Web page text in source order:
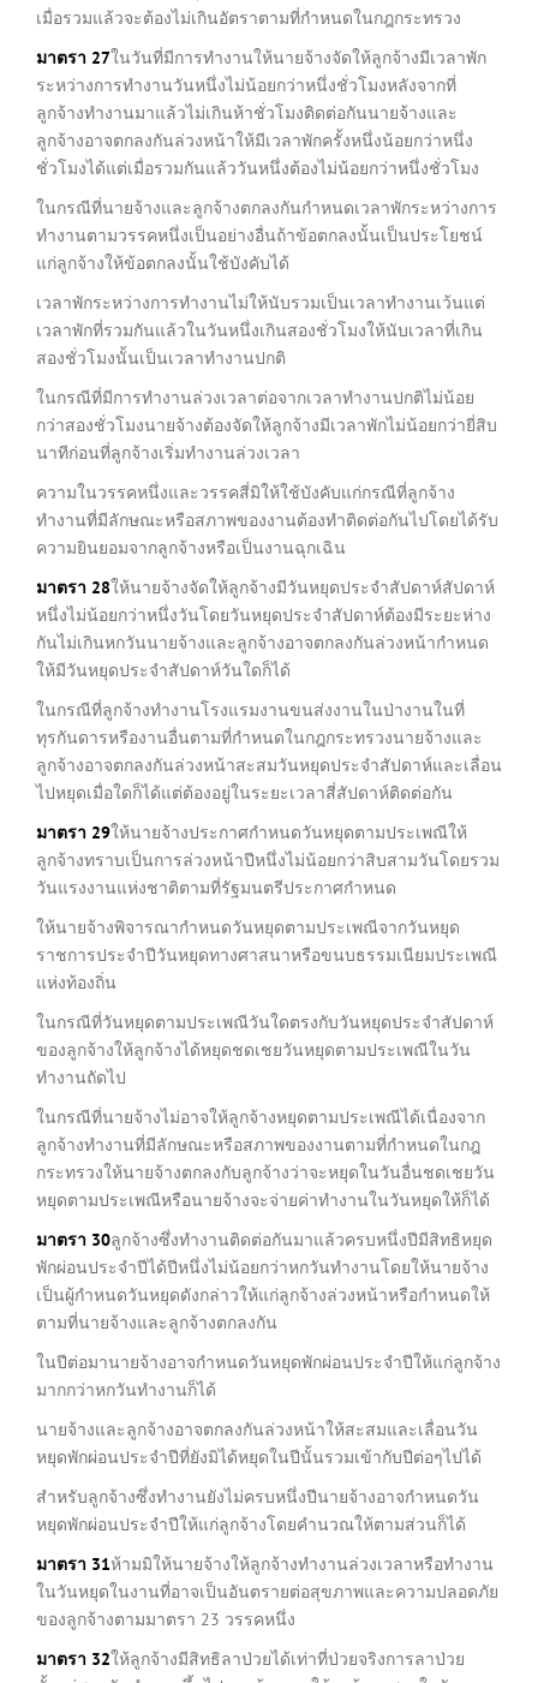
เมื่อรวมแล้วจะต้องไม่เกินอัตราตามที่กำหนดในกฎกระทรวง
มาตรา 27ในวันที่มีการทำงานให้นายจ้างจัดให้ลูกจ้างมีเวลาพัก
ระหว่างการทำงานวันหนึ่งไม่น้อยกว่าหนึ่งชั่วโมงหลังจากที่
ลูกจ้างทำงานมาแล้วไม่เกินห้าชั่วโมงติดต่อกันนายจ้างและ
ลูกจ้างอาจตกลงกันล่วงหน้าให้มีเวลาพักครั้งหนึ่งน้อยกว่าหนึ่ง
ชั่วโมงได้แต่เมื่อรวมกันแล้ววันหนึ่งต้องไม่น้อยกว่าหนึ่งชั่วโมง
ในกรณีที่นายจ้างและลูกจ้างตกลงกันกำหนดเวลาพักระหว่างการ
ทำงานตามวรรคหนึ่งเป็นอย่างอื่นถ้าข้อตกลงนั้นเป็นประโยชน์
แก่ลูกจ้างให้ข้อตกลงนั้นใช้บังคับได้
เวลาพักระหว่างการทำงานไม่ให้นับรวมเป็นเวลาทำงานเว้นแต่
เวลาพักที่รวมกันแล้วในวันหนึ่งเกินสองชั่วโมงให้นับเวลาที่เกิน
สองชั่วโมงนั้นเป็นเวลาทำงานปกติ
ในกรณีที่มีการทำงานล่วงเวลาต่อจากเวลาทำงานปกติไม่น้อย
กว่าสองชั่วโมงนายจ้างต้องจัดให้ลูกจ้างมีเวลาพักไม่น้อยกว่ายี่สิบ
นาทีก่อนที่ลูกจ้างเริ่มทำงานล่วงเวลา
ความในวรรคหนึ่งและวรรคสี่มิให้ใช้บังคับแก่กรณีที่ลูกจ้าง
ทำงานที่มีลักษณะหรือสภาพของงานต้องทำติดต่อกันไปโดยได้รับ
ความยินยอมจากลูกจ้างหรือเป็นงานฉุกเฉิน
มาตรา 28ให้นายจ้างจัดให้ลูกจ้างมีวันหยุดประจำสัปดาห์สัปดาห์
หนึ่งไม่น้อยกว่าหนึ่งวันโดยวันหยุดประจำสัปดาห์ต้องมีระยะห่าง
กันไม่เกินหกวันนายจ้างและลูกจ้างอาจตกลงกันล่วงหน้ากำหนด
ให้มีวันหยุดประจำสัปดาห์วันใดก็ได้
ในกรณีที่ลูกจ้างทำงานโรงแรมงานขนส่งงานในป่างานในที่
ทุรกันดารหรืองานอื่นตามที่กำหนดในกฎกระทรวงนายจ้างและ
ลูกจ้างอาจตกลงกันล่วงหน้าสะสมวันหยุดประจำสัปดาห์และเลื่อน
ไปหยุดเมื่อใดก็ได้แต่ต้องอยู่ในระยะเวลาสี่สัปดาห์ติดต่อกัน
มาตรา 29ให้นายจ้างประกาศกำหนดวันหยุดตามประเพณีให้
ลูกจ้างทราบเป็นการล่วงหน้าปีหนึ่งไม่น้อยกว่าสิบสามวันโดยรวม
วันแรงงานแห่งชาติตามที่รัฐมนตรีประกาศกำหนด
ให้นายจ้างพิจารณากำหนดวันหยุดตามประเพณีจากวันหยุด
ราชการประจำปีวันหยุดทางศาสนาหรือขนบธรรมเนียมประเพณี
แห่งท้องถิ่น
ในกรณีที่วันหยุดตามประเพณีวันใดตรงกับวันหยุดประจำสัปดาห์
ของลูกจ้างให้ลูกจ้างได้หยุดชดเชยวันหยุดตามประเพณีในวัน
ทำงานถัดไป
ในกรณีที่นายจ้างไม่อาจให้ลูกจ้างหยุดตามประเพณีได้เนื่องจาก
ลูกจ้างทำงานที่มีลักษณะหรือสภาพของงานตามที่กำหนดในกฎ
กระทรวงให้นายจ้างตกลงกับลูกจ้างว่าจะหยุดในวันอื่นชดเชยวัน
หยุดตามประเพณีหรือนายจ้างจะจ่ายค่าทำงานในวันหยุดให้ก็ได้
มาตรา 30ลูกจ้างซึ่งทำงานติดต่อกันมาแล้วครบหนึ่งปีมีสิทธิหยุด
พักผ่อนประจำปีได้ปีหนึ่งไม่น้อยกว่าหกวันทำงานโดยให้นายจ้าง
เป็นผู้กำหนดวันหยุดดังกล่าวให้แก่ลูกจ้างล่วงหน้าหรือกำหนดให้
ตามที่นายจ้างและลูกจ้างตกลงกัน
ในปีต่อมานายจ้างอาจกำหนดวันหยุดพักผ่อนประจำปีให้แก่ลูกจ้าง
มากกว่าหกวันทำงานก็ได้
นายจ้างและลูกจ้างอาจตกลงกันล่วงหน้าให้สะสมและเลื่อนวัน
หยุดพักผ่อนประจำปีที่ยังมิได้หยุดในปีนั้นรวมเข้ากับปีต่อๆไปได้
สำหรับลูกจ้างซึ่งทำงานยังไม่ครบหนึ่งปีนายจ้างอาจกำหนดวัน
หยุดพักผ่อนประจำปีให้แก่ลูกจ้างโดยคำนวณให้ตามส่วนก็ได้
มาตรา 31ห้ามมิให้นายจ้างให้ลูกจ้างทำงานล่วงเวลาหรือทำงาน
ในวันหยุดในงานที่อาจเป็นอันตรายต่อสุขภาพและความปลอดภัย
ของลูกจ้างตามมาตรา 23 วรรคหนึ่ง
มาตรา 32ให้ลูกจ้างมีสิทธิลาป่วยได้เท่าที่ป่วยจริงการลาป่วย